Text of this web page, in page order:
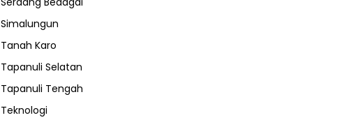
Simalungun
Tanah Karo
Tapanuli Selatan
Tapanuli Tengah
Teknologi